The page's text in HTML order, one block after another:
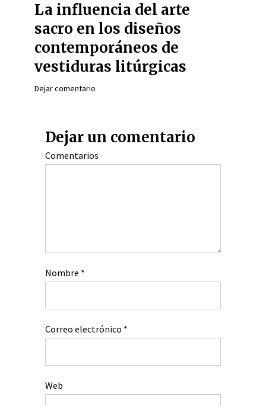
La influencia del arte
sacro en los diseños
contemporáneos de
vestiduras litúrgicas
Dejar comentario
Dejar un comentario
Comentarios
Nombre *
Correo electrónico *
Web